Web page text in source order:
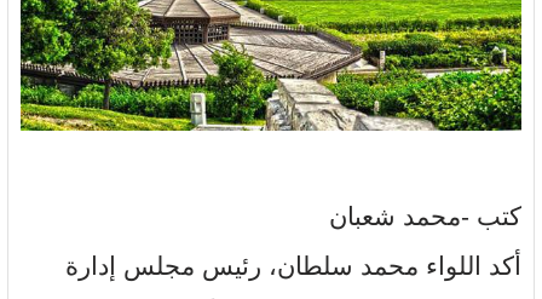
كتب -محمد شعبان
أكد اللواء محمد سلطان، رئيس مجلس إدارة